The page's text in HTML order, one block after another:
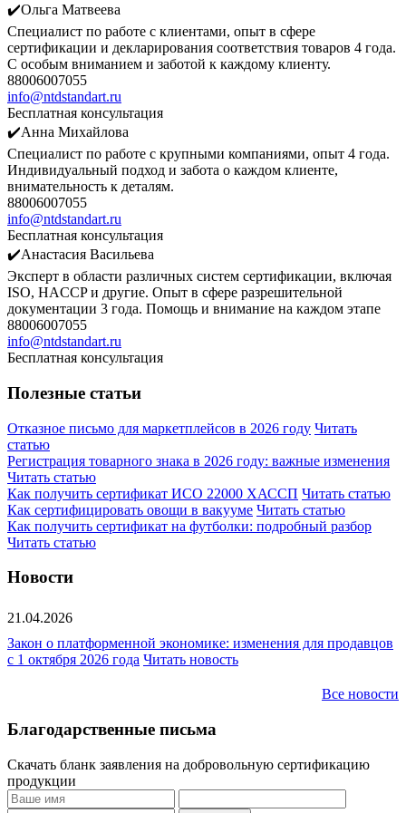
✔️Ольга Матвеева
Специалист по работе с клиентами, опыт в сфере
сертификации и декларирования соответствия товаров 4 года.
С особым вниманием и заботой к каждому клиенту.
88006007055
info@ntdstandart.ru
Бесплатная консультация
✔️Анна Михайлова
Специалист по работе с крупными компаниями, опыт 4 года.
Индивидуальный подход и забота о каждом клиенте,
внимательность к деталям.
88006007055
info@ntdstandart.ru
Бесплатная консультация
✔️Анастасия Васильева
Эксперт в области различных систем сертификации, включая
ISO, HACCP и другие. Опыт в сфере разрешительной
документации 3 года. Помощь и внимание на каждом этапе
88006007055
info@ntdstandart.ru
Бесплатная консультация
Полезные статьи
Отказное письмо для маркетплейсов в 2026 году Читать
статью
Регистрация товарного знака в 2026 году: важные изменения
Читать статью
Как получить сертификат ИСО 22000 ХАССП Читать статью
Как сертифицировать овощи в вакууме Читать статью
Как получить сертификат на футболки: подробный разбор
Читать статью
Новости
21.04.2026
Закон о платформенной экономике: изменения для продавцов
с 1 октября 2026 года Читать новость
Все новости
Благодарственные письма
Скачать бланк заявления на добровольную сертификацию
продукции